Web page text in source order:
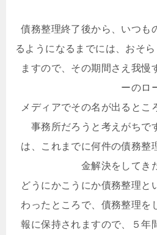
債務整理終了後から、いつも
るようになるまでには、おそ
ますので、その期間さえ我慢
ーのロ
メディアでその名が出るとこ
事務所だろうと考えがちで
は、これまでに何件の債務整
金解決をしてき
どうにかこうにか債務整理と
わったところで、債務整理を
報に保持されますので、５年